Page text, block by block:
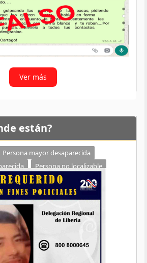
Ver más
están?
Persona mayor desaparecida
Persona no localizable